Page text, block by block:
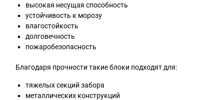
высокая несущая способность
устойчивость к морозу
влагостойкость
долговечность
пожаробезопасность
Благодаря прочности такие блоки подходят для:
тяжелых секций забора
металлических конструкций